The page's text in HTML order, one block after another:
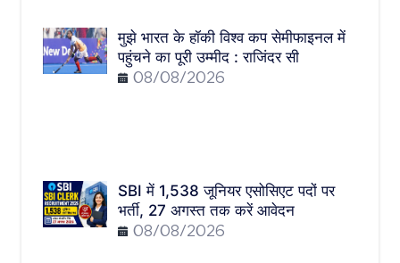
मुझे भारत के हॉकी विश्व कप सेमीफाइनल में
पहुंचने का पूरी उम्मीद : राजिंदर सी
08/08/2026
SBI में 1,538 जूनियर एसोसिएट पदों पर
भर्ती, 27 अगस्त तक करें आवेदन
08/08/2026